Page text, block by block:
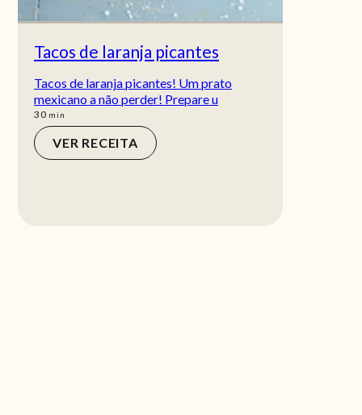
Tacos de laranja picantes
Tacos de laranja picantes! Um prato
mexicano a não perder! Prepare u
30min
min
VER RECEITA